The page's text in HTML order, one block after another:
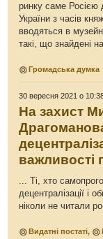
ринку саме Росією
України з часів
вводяться в
такі, що знайдені
Громадська думка
30 вересня 2021 о
На захист
важливості
... Ті, хто
децентралізації і
ніколи не читали
Видатні постаті,